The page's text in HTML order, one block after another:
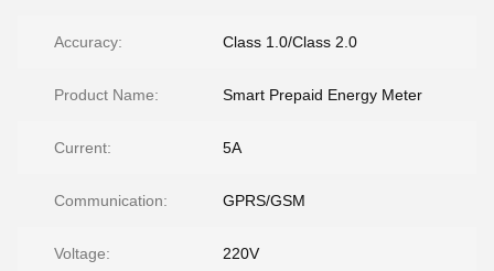
Accuracy: Class 1.0/Class 2.0
Product Name: Smart Prepaid Energy Meter
Current: 5A
Communication: GPRS/GSM
Voltage: 220V